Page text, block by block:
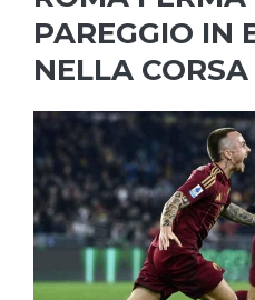
PAREGGIO IN
NELLA